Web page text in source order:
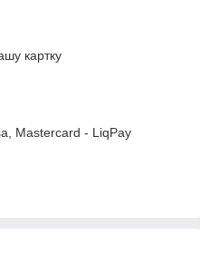
картку
Mastercard - LiqPay